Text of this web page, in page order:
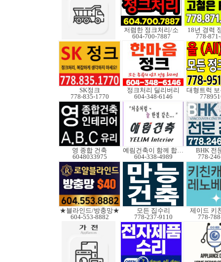
저렴한 정크처리/소
604-700-7887
18년 경력
778-
SK정크
778-835-1770
정크처리 딜리버리
604-348-6146
영 종합 건축
6048033975
예림건축이 함께 합니다
604-338-4989
BHK 전
778-
★블라인드/방충망★
604-553-8882
모든 집수리
778-237-9110
제이드 키
778-